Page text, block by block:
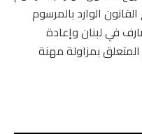
الوارد بالمرسوم
في لبنان وإعادة
بمزاولة مهنة